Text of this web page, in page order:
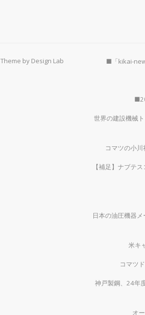
Theme by Design Lab ■「kikai-
世界の建設機械
コマツの小
【補足】ナブテ
日本の油圧機器
米キ
コマツ
神戸製鋼、24年
オ